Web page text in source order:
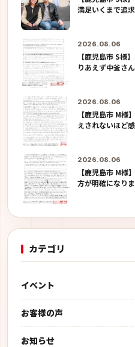
満足いくまで追
2026.08.06
【鹿児島市 S様
りあえず中釜さ
2026.08.06
【鹿児島市 M様
えされないほど
2026.08.06
【鹿児島市 M様
方が明確になり
カテゴリ
イベント
お客様の声
お知らせ